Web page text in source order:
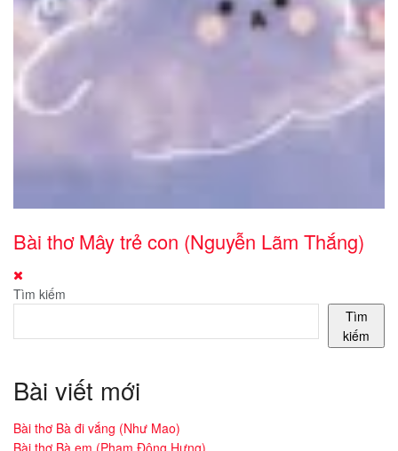
Bài thơ Mây trẻ con (Nguyễn Lãm Thắng)
Tìm kiếm
Tìm
kiếm
Bài viết mới
Bài thơ Bà đi vắng (Như Mao)